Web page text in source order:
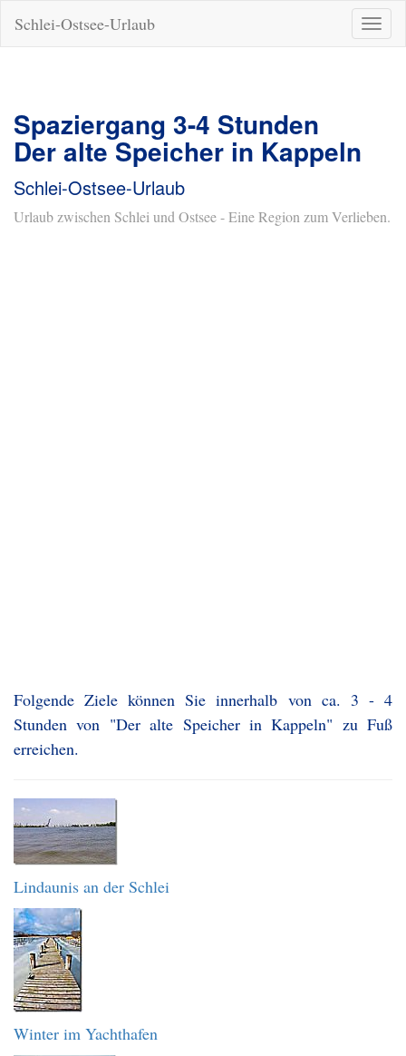
ein-/
Schlei-Ostsee-Urlaub
Spaziergang 3-4 Stunden
Der alte Speicher in Kappeln
Schlei-Ostsee-Urlaub
Urlaub zwischen Schlei und Ostsee - Eine Region zum Verlieben.
Folgende Ziele können Sie innerhalb von ca. 3 - 4
Stunden von "Der alte Speicher in Kappeln" zu Fuß
erreichen.
Lindaunis an der Schlei
Winter im Yachthafen